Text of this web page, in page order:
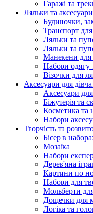
Гаражі та
Ляльки та аксесуари
Будиночки,
Транспорт
Ляльки та
Ляльки та
Манекени для
Набори одягу
Візочки для
Аксесуари для
Аксесуари
Біжутерія та
Косметика та
Набори
Творчість та
Бісер в
Мозаїка
Набори
Дерев'яна
Картини по
Набори для
Мольберти
Дощечки для
Логіка та